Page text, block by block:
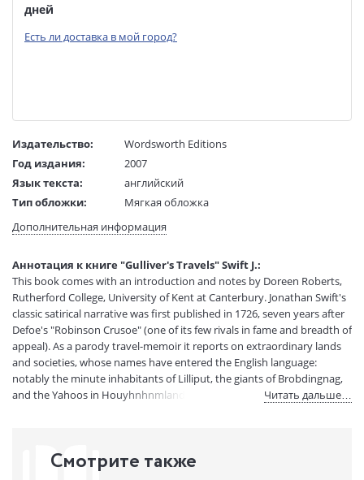
дней
Есть ли доставка в мой город?
Издательство:
Wordsworth Editions
Год издания:
2007
Язык текста:
английский
Тип обложки:
Мягкая обложка
Формат:
125х195 мм
Вес:
190 гр.
Страниц:
250
Код товара:
50095549
Артикул:
11008491
ISBN:
9781853260278
В продаже с:
02.10.2024
Дополнительная информация
Аннотация к книге "Gulliver's Travels" Swift J.:
This book comes with an introduction and notes by Doreen Roberts,
Rutherford College, University of Kent at Canterbury. Jonathan Swift's
classic satirical narrative was first published in 1726, seven years after
Defoe's "Robinson Crusoe" (one of its few rivals in fame and breadth of
appeal). As a parody travel-memoir it reports on extraordinary lands
and societies, whose names have entered the English language:
notably the minute inhabitants of Lilliput, the giants of Brobdingnag,
and the Yahoos in Houyhnhnmland, where talking horses are the
Читать дальше…
Смотрите также